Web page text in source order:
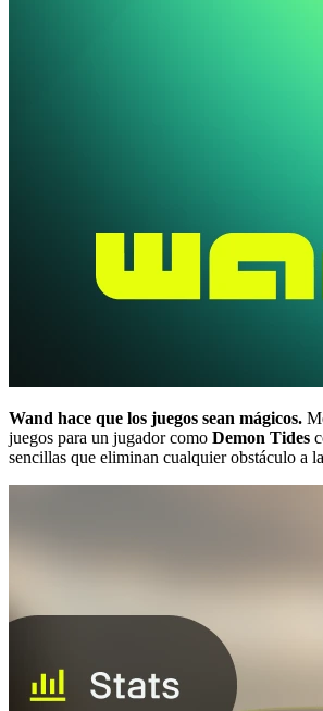
Wand hace que los juegos sean mágicos.
juegos para un jugador como Demon Tides
sencillas que eliminan cualquier obstáculo a